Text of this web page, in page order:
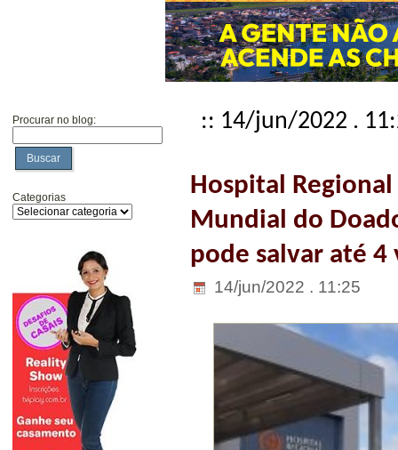
Procurar no blog:
Buscar
Categorias
:: 14/jun/2022 .
Hospital Regional
Mundial do
pode salvar até 4
14/jun/2022 . 11:25